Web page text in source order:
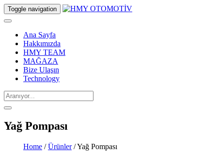
Toggle navigation
Ana Sayfa
Hakkımızda
HMY TEAM
MAĞAZA
Bize Ulaşın
Technology
Yağ Pompası
Home /Ürünler/ Yağ Pompası